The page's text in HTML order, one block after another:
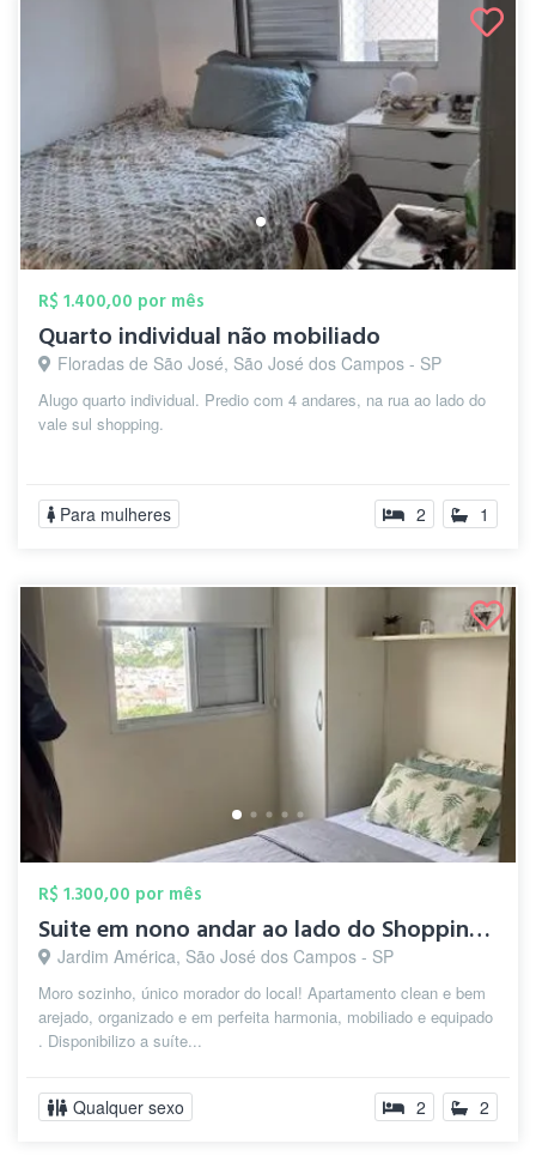
R$ 1.400,00 por mês
Quarto individual não mobiliado
Floradas de São José, São José dos Campos - SP
Alugo quarto individual. Predio com 4 andares, na rua ao lado do
vale sul shopping.
Para mulheres 2 1
R$ 1.300,00 por mês
Suite em nono andar ao lado do Shopping ...
Jardim América, São José dos Campos - SP
Moro sozinho, único morador do local! Apartamento clean e bem
arejado, organizado e em perfeita harmonia, mobiliado e equipado
. Disponibilizo a suíte...
Qualquer sexo 2 2